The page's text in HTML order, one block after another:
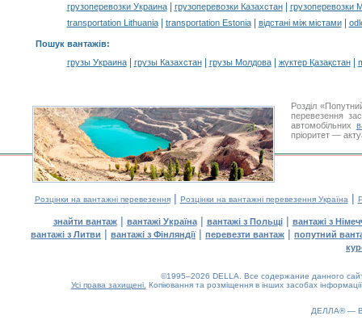
грузоперевозки Украина| грузоперевозки Казахстан|
грузоперевозки
transportation Lithuania| transportation Estonia| відстані між містами|
Пошук вантажів:
грузы Украина| грузы Казахстан| грузы Молдова| жүктер Қазақстан|
Розділ
перевезення
автомобільних
пріоритет —
Розцінки на вантажні перевезення| Розцінки на вантажні перевезення Україна |
знайти вантаж| вантажі Україна| вантажі з Польщі| вантажі з
вантажі з Литви | вантажі з Фінляндії| перевезти вантаж | попутний
©1995–2026 DELLA. Все содержание данного
Усі права захищені. Копіювання та розміщення в інших засобах
ДЕЛЛА® —